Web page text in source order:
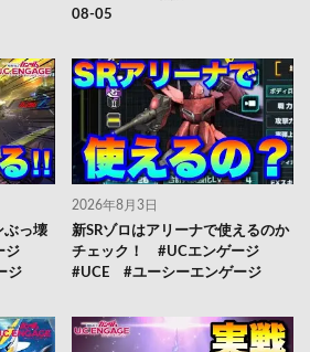
08-05
ぶっ壊
ジ
ジ
2026年8月3日
新SRゾロはアリーナで使えるのか
チェック！ #UCエンゲージ
#UCE #ユーシーエンゲージ